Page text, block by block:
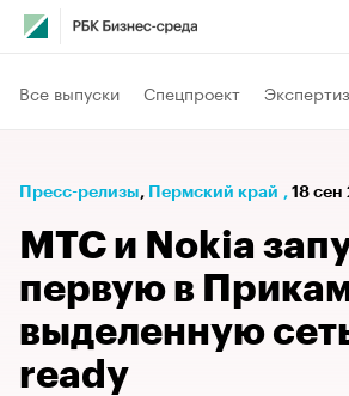
Все выпуски Спецпроект
Пресс-релизы⁠, Пермский край , 18 сен
МТС и Nokia
первую в
выделенную
ready